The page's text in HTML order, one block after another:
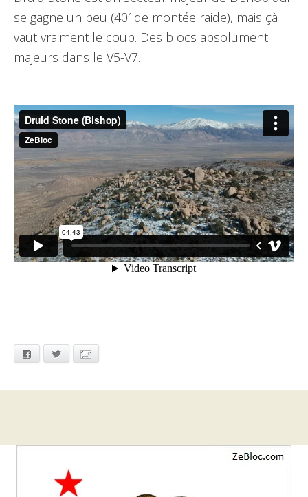
se gagne un peu (40′ de montée raide), mais çà
vaut vraiment le coup. Des blocs absolument
majeurs dans le V5-V7.
Facebook Twitter
latérale